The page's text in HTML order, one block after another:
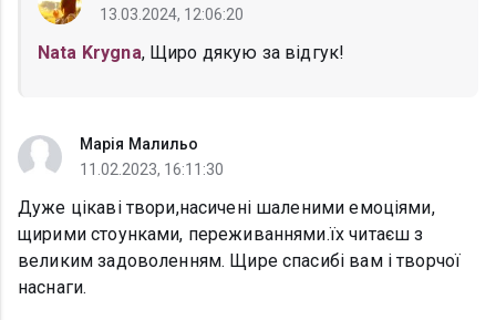
13.03.2024, 12:06:20
Nata Krygna, Щиро дякую за відгук!
Марія Малильо
11.02.2023, 16:11:30
Дуже цікаві твори,насичені шаленими емоціями,
щирими стоунками, переживаннями.їх читаєш з
великим задоволенням. Щире спасибі вам і творчої
наснаги.